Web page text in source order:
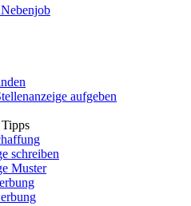
aufgeben
schreiben
Muster